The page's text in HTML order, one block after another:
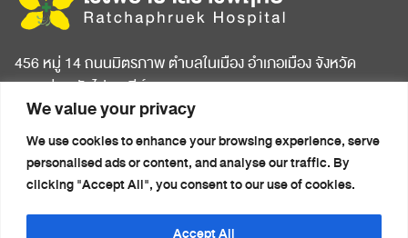
We value your privacy
We use cookies to enhance your browsing experience, serve
personalised ads or content, and analyse our traffic. By
clicking "Accept All", you consent to our use of cookies.
Accept All
456 หมู่ 14 ถนนมิตรภาพ ตำบลในเมือง อำเภอเมือง จังหวัด
ขอนแก่น รหัสไปรษณีย์ 40000
หน้าแรก
เกี่ยวกับโรงพยาบาล
ห้องพักผู้ป่วย
บทความสุขภาพ
ข่าวประชาสัมพันธ์
ติดต่อเรา
(Privacy Notice)